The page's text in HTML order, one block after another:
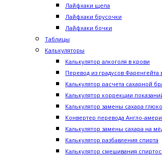
Лайфхаки щепа
Лайфхаки брусочки
Лайфхаки бочки
Таблицы
Калькуляторы
Калькулятор алкоголя в крови
Перевод из градусов Фаренгейта
Калькулятор расчета сахарной
Калькулятор коррекции
Калькулятор замены сахара
Конвертер перевода Англо-
Калькулятор замены сахара на
Калькулятор разбавления спирта
Калькулятор смешивания